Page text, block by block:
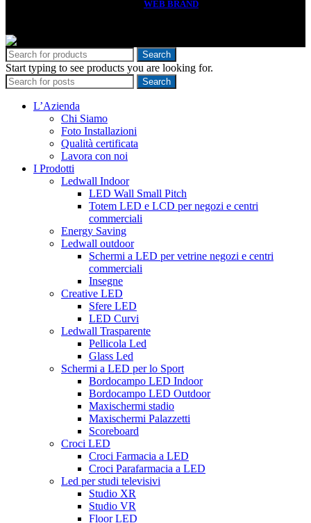
WEB BRAND
Search
Start typing to see products you are looking for.
Search
L’Azienda
Chi Siamo
Foto Installazioni
Qualità certificata
Lavora con noi
I Prodotti
Ledwall Indoor
LED Wall Small Pitch
Totem LED e LCD per negozi e centri
commerciali
Energy Saving
Ledwall outdoor
Schermi a LED per vetrine negozi e centri
commerciali
Insegne
Creative LED
Sfere LED
LED Curvi
Ledwall Trasparente
Pellicola Led
Glass Led
Schermi a LED per lo Sport
Bordocampo LED Indoor
Bordocampo LED Outdoor
Maxischermi stadio
Maxischermi Palazzetti
Scoreboard
Croci LED
Croci Farmacia a LED
Croci Parafarmacia a LED
Led per studi televisivi
Studio XR
Studio VR
Floor LED